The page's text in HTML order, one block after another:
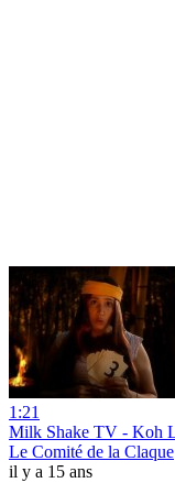
1:21
Milk Shake TV - Koh
Le Comité de la Claque
il y a 15 ans